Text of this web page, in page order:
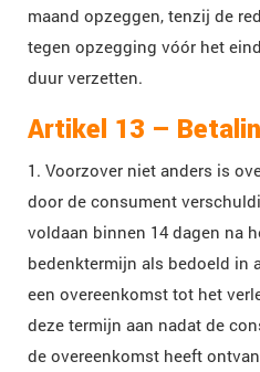
maand opzeggen, tenzij de
tegen opzegging vóór het
duur verzetten.
Artikel 13 –
1. Voorzover niet anders is
door de consument
voldaan binnen 14 dagen na
bedenktermijn als bedoeld in
een overeenkomst tot het
deze termijn aan nadat de
de overeenkomst heeft